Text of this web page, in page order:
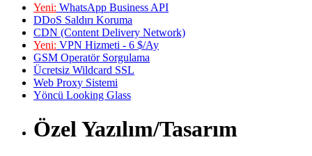
Yeni: WhatsApp Business API
DDoS Saldırı Koruma
CDN (Content Delivery Network)
Yeni: VPN Hizmeti - 6 $/Ay
GSM Operatör Sorgulama
Ücretsiz Wildcard SSL
Web Proxy Sistemi
Yöncü Looking Glass
Özel Yazılım/Tasarım